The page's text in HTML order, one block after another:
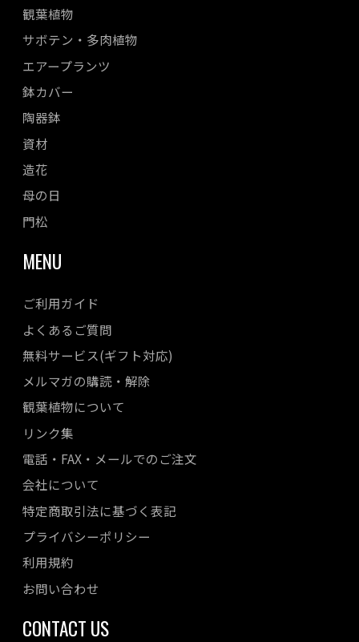
観葉植物
サボテン・多肉植物
エアープランツ
鉢カバー
陶器鉢
資材
造花
母の日
門松
MENU
ご利用ガイド
よくあるご質問
無料サービス(ギフト対応)
メルマガの購読・解除
観葉植物について
リンク集
電話・FAX・メールでのご注文
会社について
特定商取引法に基づく表記
プライバシーポリシー
利用規約
お問い合わせ
CONTACT US